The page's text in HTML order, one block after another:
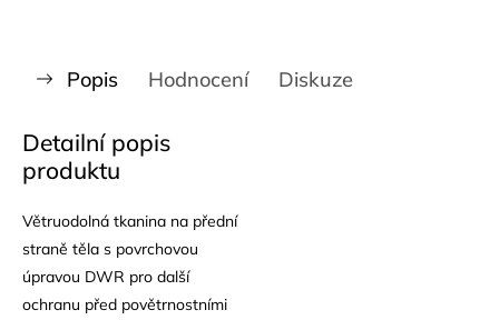
Popis Hodnocení Diskuze
Detailní popis
produktu
Větruodolná tkanina na přední
straně těla s povrchovou
úpravou DWR pro další
ochranu před povětrnostními